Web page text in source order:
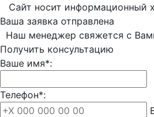
Сайт носит информационный
Ваша заявка отправлена
Наш менеджер свяжется с
Получить консультацию
Ваше имя*:
Телефон*: